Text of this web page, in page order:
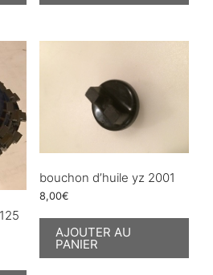
bouchon d’huile yz 2001
8,00€
AJOUTER AU
PANIER